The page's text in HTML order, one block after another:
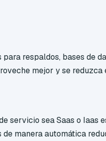
respaldos, bases de
mejor y se reduzca
servicio sea Saas o Iaas
manera automática